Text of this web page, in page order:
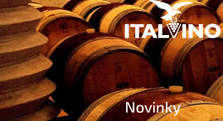
Přejít
na
obsah
Novinky